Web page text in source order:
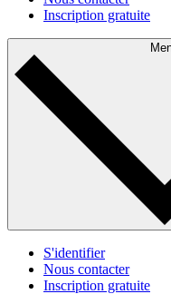
Inscription gratuite
S'identifier
Nous contacter
Inscription gratuite